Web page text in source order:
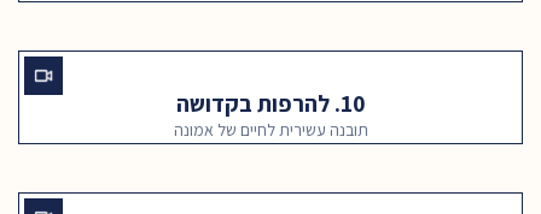
10. להרפות בקדושה
תובנה עשירית לחיים של אמונה